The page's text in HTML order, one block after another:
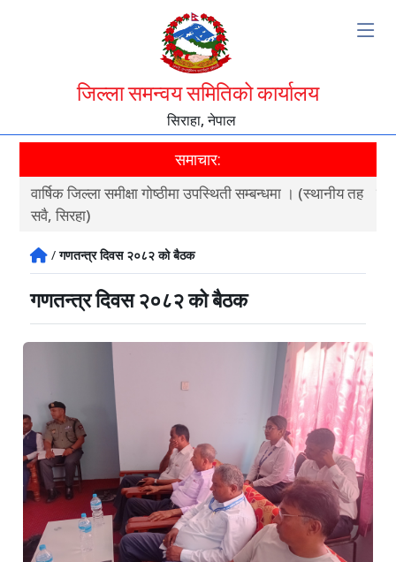
जिल्ला समन्वय समितिको कार्यालय
सिराहा, नेपाल
समाचार:
वार्षिक जिल्ला समीक्षा गोष्ठीमा उपस्थिती सम्बन्धमा । (स्थानीय तह
सवै, सिरहा)
/गणतन्त्र दिवस २०८२ को बैठक
गणतन्त्र दिवस २०८२ को बैठक